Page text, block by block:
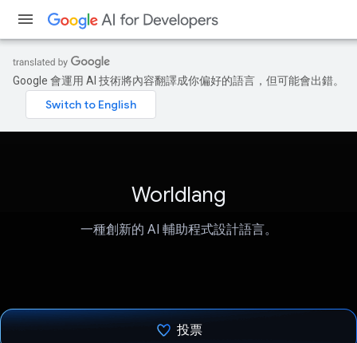
Google 會運用 AI 技術將內容翻譯成你偏好的語言，但可能會出錯。
Worldlang
一種創新的 AI 輔助程式設計語言。
投票